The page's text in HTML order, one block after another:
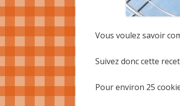
Vous voulez savoir
Suivez donc cette
Pour environ 25